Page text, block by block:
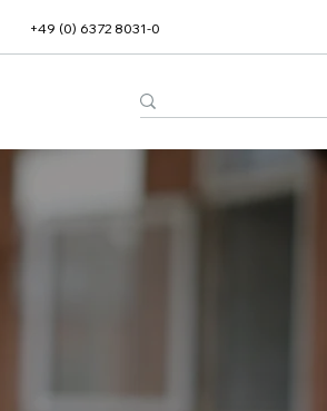
+49 (0) 6372 8031-0